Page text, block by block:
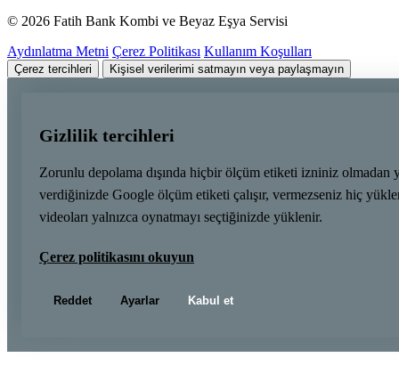
© 2026 Fatih Bank Kombi ve Beyaz Eşya Servisi
Aydınlatma Metni Çerez Politikası Kullanım Koşulları
Çerez tercihleri Kişisel verilerimi satmayın veya paylaşmayın
Gizlilik tercihleri
Zorunlu depolama dışında hiçbir ölçüm etiketi izniniz olmadan
verdiğinizde Google ölçüm etiketi çalışır, vermezseniz hiç
videoları yalnızca oynatmayı seçtiğinizde yüklenir.
Çerez politikasını okuyun
Reddet Ayarlar Kabul et